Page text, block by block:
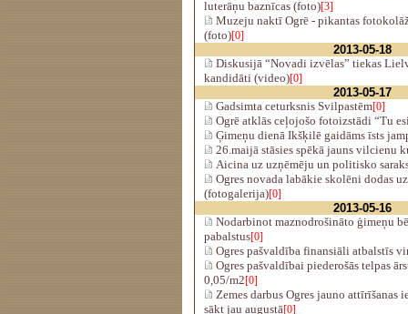
luterāņu baznīcas (foto)[3]
Muzeju naktī Ogrē - pikantas
(foto)[0]
2013-05-18
Diskusijā “Novadi izvēlas” tiekas
kandidāti (video)[0]
2013-05-17
Gadsimta ceturksnis Svilpastēm[0]
Ogrē atklās ceļojošo fotoizstādi “Tu
Ģimeņu dienā Ikšķilē gaidāms īsts
26.maijā stāsies spēkā jauns vilcienu
Aicina uz uzņēmēju un politisko
Ogres novada labākie skolēni dodas
(fotogalerija)[0]
2013-05-16
Nodarbinot maznodrošināto ģimeņu
pabalstus[0]
Ogres pašvaldība finansiāli atbalstīs
Ogres pašvaldībai piederošās telpas
0,05/m2[0]
Zemes darbus Ogres jauno attīrīšanas
sākt jau augustā[0]